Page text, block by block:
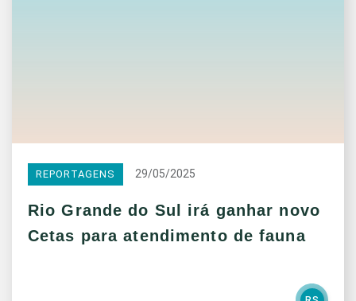
REPORTAGENS 29/05/2025
Rio Grande do Sul irá ganhar novo
Cetas para atendimento de fauna